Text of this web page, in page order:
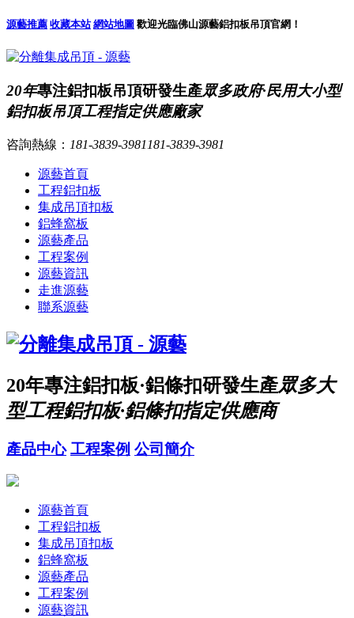
源藝推薦 收藏本站 網站地圖 歡迎光臨佛山源藝鋁扣板吊頂官網！
20年專注鋁扣板吊頂研發生產眾多政府·民用大小型
鋁扣板吊頂工程指定供應廠家
咨詢熱線： 181-3839-3981 181-3839-3981
源藝首頁
工程鋁扣板
集成吊頂扣板
鋁蜂窩板
源藝產品
工程案例
源藝資訊
走進源藝
聯系源藝
20年專注鋁扣板·鋁條扣研發生產眾多大
型工程鋁扣板·鋁條扣指定供應商
產品中心 工程案例 公司簡介
源藝首頁
工程鋁扣板
集成吊頂扣板
鋁蜂窩板
源藝產品
工程案例
源藝資訊